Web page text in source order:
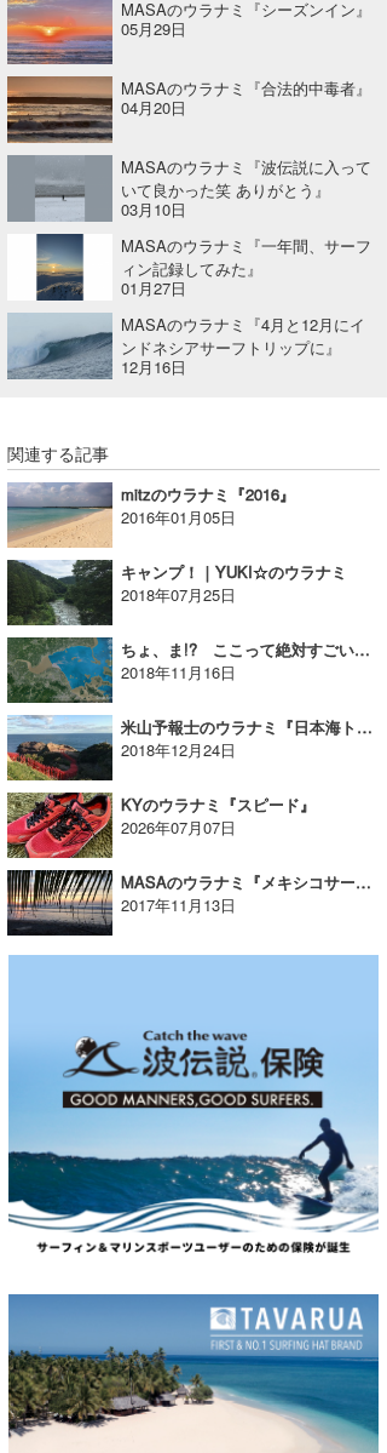
MASAのウラナミ『シーズンイン』
05月29日
MASAのウラナミ『合法的中毒者』
04月20日
MASAのウラナミ『波伝説に入って
いて良かった笑 ありがとう』
03月10日
MASAのウラナミ『一年間、サーフ
ィン記録してみた』
01月27日
MASAのウラナミ『4月と12月にイ
ンドネシアサーフトリップに』
12月16日
関連する記事
mitzのウラナミ『2016』
2016年01月05日
キャンプ！｜YUKI☆のウラナミ
2018年07月25日
ちょ、ま!? ここって絶対すごい波が立つよ！｜MINのウラナミVol.324
2018年11月16日
米山予報士のウラナミ『日本海トリップ③〜山口・福岡編』
2018年12月24日
KYのウラナミ『スピード』
2026年07月07日
MASAのウラナミ『メキシコサーフトリップ中〜 』
2017年11月13日
wanda
予報士 hiro.
banpaku
Mr.K
chappy
Romisea